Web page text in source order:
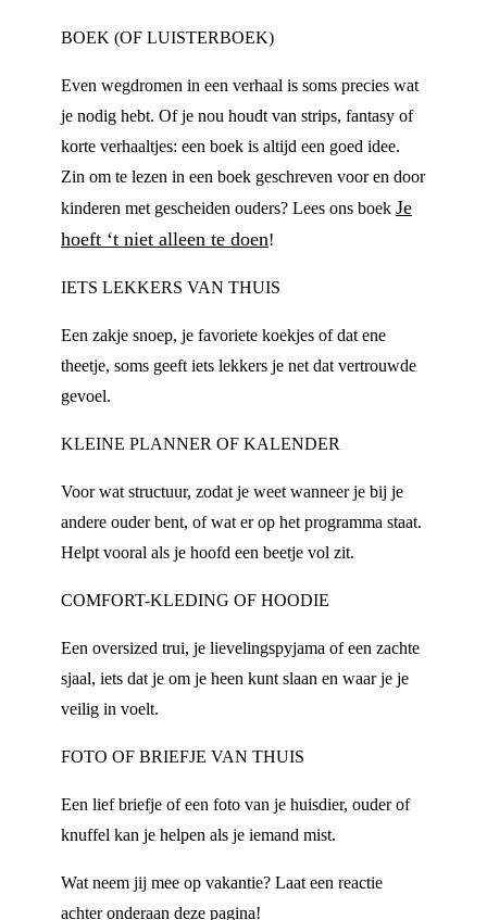
BOEK (OF LUISTERBOEK)
Even wegdromen in een verhaal is soms precies wat
je nodig hebt. Of je nou houdt van strips, fantasy of
korte verhaaltjes: een boek is altijd een goed idee.
Zin om te lezen in een boek geschreven voor en door
kinderen met gescheiden ouders? Lees ons boek Je
hoeft ‘t niet alleen te doen!
IETS LEKKERS VAN THUIS
Een zakje snoep, je favoriete koekjes of dat ene
theetje, soms geeft iets lekkers je net dat vertrouwde
gevoel.
KLEINE PLANNER OF KALENDER
Voor wat structuur, zodat je weet wanneer je bij je
andere ouder bent, of wat er op het programma staat.
Helpt vooral als je hoofd een beetje vol zit.
COMFORT-KLEDING OF HOODIE
Een oversized trui, je lievelingspyjama of een zachte
sjaal, iets dat je om je heen kunt slaan en waar je je
veilig in voelt.
FOTO OF BRIEFJE VAN THUIS
Een lief briefje of een foto van je huisdier, ouder of
knuffel kan je helpen als je iemand mist.
Wat neem jij mee op vakantie? Laat een reactie
achter onderaan deze pagina!